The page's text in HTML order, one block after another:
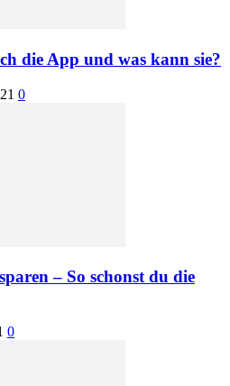
die App und was kann sie?
0
– So schonst du die
0